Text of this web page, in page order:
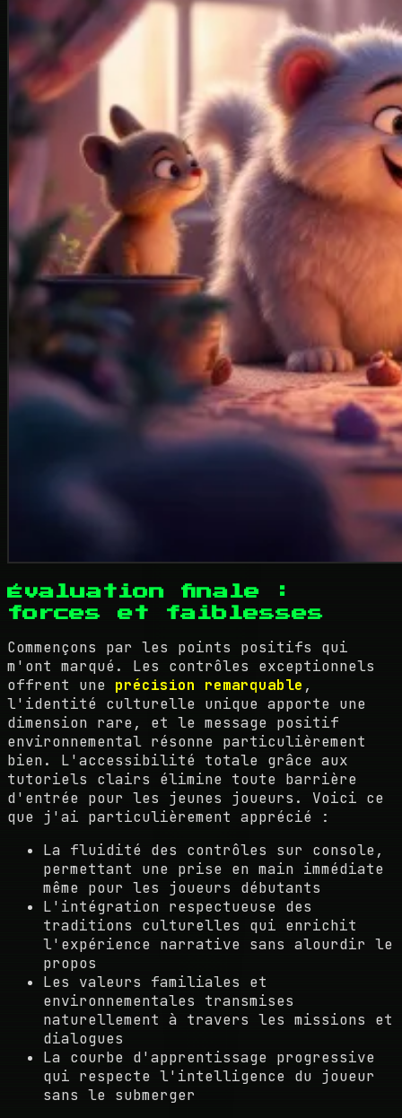
Évaluation finale :
forces et faiblesses
Commençons par les points positifs qui
m'ont marqué. Les contrôles exceptionnels
offrent une précision remarquable ,
l'identité culturelle unique apporte une
dimension rare, et le message positif
environnemental résonne particulièrement
bien. L'accessibilité totale grâce aux
tutoriels clairs élimine toute barrière
d'entrée pour les jeunes joueurs. Voici ce
que j'ai particulièrement apprécié :
La fluidité des contrôles sur console,
permettant une prise en main immédiate
même pour les joueurs débutants
L'intégration respectueuse des
traditions culturelles qui enrichit
l'expérience narrative sans alourdir le
propos
Les valeurs familiales et
environnementales transmises
naturellement à travers les missions et
dialogues
La courbe d'apprentissage progressive
qui respecte l'intelligence du joueur
sans le submerger